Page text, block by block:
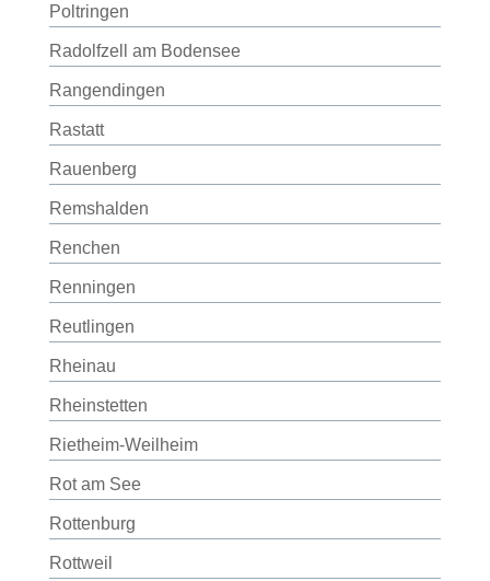
Poltringen
Radolfzell am Bodensee
Rangendingen
Rastatt
Rauenberg
Remshalden
Renchen
Renningen
Reutlingen
Rheinau
Rheinstetten
Rietheim-Weilheim
Rot am See
Rottenburg
Rottweil